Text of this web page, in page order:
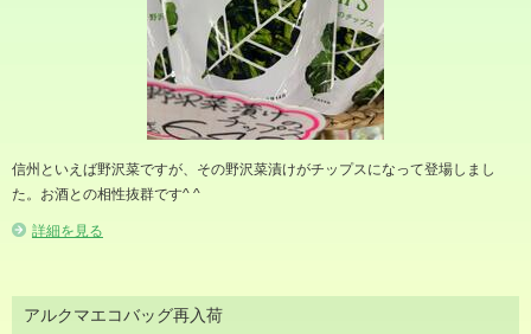
信州といえば野沢菜ですが、その野沢菜漬けがチップスになって登場しまし
た。お酒との相性抜群です^ ^
詳細を見る
アルクマエコバッグ再入荷